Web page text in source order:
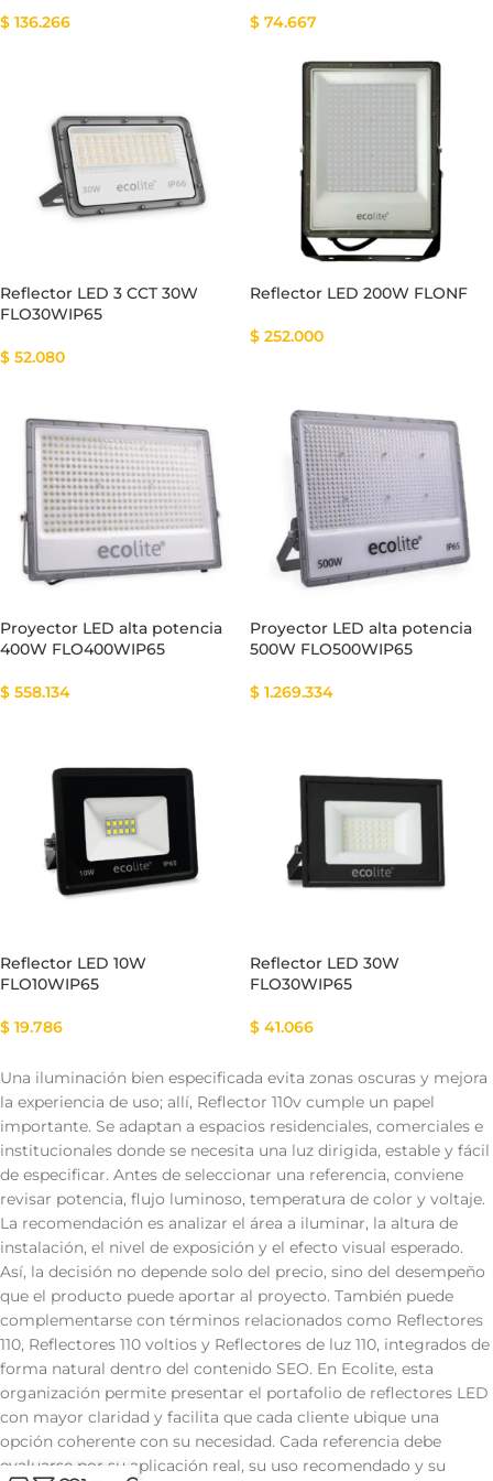
$ 136.266 $ 74.667
Reflector LED 3 CCT 30W
FLO30WIP65
$ 52.080
Reflector LED 200W FLONF
$ 252.000
Proyector LED alta potencia
400W FLO400WIP65
$ 558.134
Proyector LED alta potencia
500W FLO500WIP65
$ 1.269.334
Reflector LED 10W
FLO10WIP65
$ 19.786
Reflector LED 30W
FLO30WIP65
$ 41.066
Una iluminación bien especificada evita zonas oscuras y mejora
la experiencia de uso; allí, Reflector 110v cumple un papel
importante. Se adaptan a espacios residenciales, comerciales e
institucionales donde se necesita una luz dirigida, estable y fácil
de especificar. Antes de seleccionar una referencia, conviene
revisar potencia, flujo luminoso, temperatura de color y voltaje.
La recomendación es analizar el área a iluminar, la altura de
instalación, el nivel de exposición y el efecto visual esperado.
Así, la decisión no depende solo del precio, sino del desempeño
que el producto puede aportar al proyecto. También puede
complementarse con términos relacionados como Reflectores
110, Reflectores 110 voltios y Reflectores de luz 110, integrados de
forma natural dentro del contenido SEO. En Ecolite, esta
organización permite presentar el portafolio de reflectores LED
con mayor claridad y facilita que cada cliente ubique una
opción coherente con su necesidad. Cada referencia debe
evaluarse por su aplicación real, su uso recomendado y su